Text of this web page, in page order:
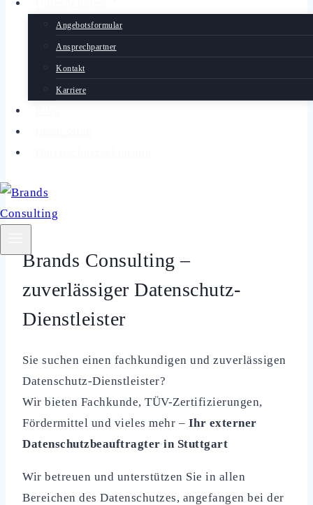
Angebotsformular
Ansprechpartner
Kontakt
Karriere
Brands Consulting –
zuverlässiger Datenschutz-
Dienstleister
Sie suchen einen fachkundigen und zuverlässigen
Datenschutz-Dienstleister?
Wir bieten Fachkunde, TÜV-Zertifizierungen,
Fördermittel und vieles mehr – Ihr externer
Datenschutzbeauftragter in Stuttgart
Wir betreuen und unterstützen Sie in allen
Bereichen des Datenschutzes, angefangen bei der